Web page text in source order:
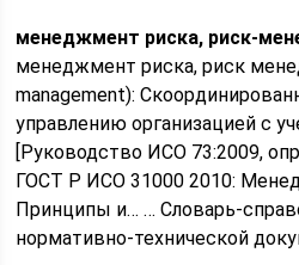
менеджмент риска, риск-
менеджмент риска, риск
management):
управлению организацией с
[Руководство ИСО 73:2009,
ГОСТ Р ИСО 31000 2010:
Принципы и… … Словарь-
нормативно-технической